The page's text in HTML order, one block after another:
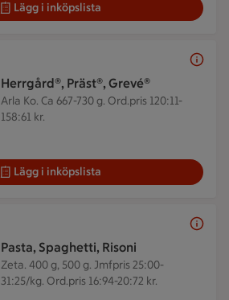
Lägg i inköpslista
Herrgård®, Präst®, Grevé®
Arla Ko. Ca 667-730 g. Ord.pris 120:11-
158:61 kr.
Lägg i inköpslista
Pasta, Spaghetti, Risoni
Zeta. 400 g, 500 g. Jmfpris 25:00-
31:25/kg. Ord.pris 16:94-20:72 kr.